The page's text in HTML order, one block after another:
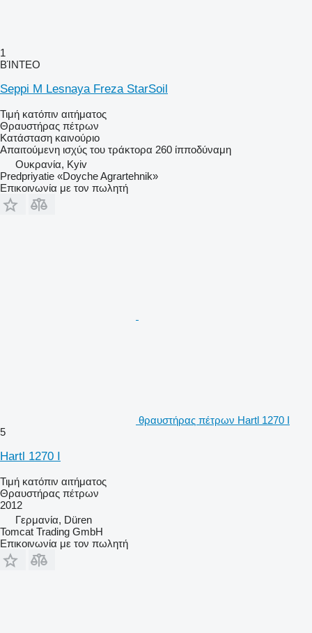
1
ΒΊΝΤΕΟ
Seppi M Lesnaya Freza StarSoil
Τιμή κατόπιν αιτήματος
Θραυστήρας πέτρων
Κατάσταση καινούριο
Απαιτούμενη ισχύς του τράκτορα 260 ίπποδύναμη
Ουκρανία, Kyiv
Predpriyatie «Doyche Agrartehnik»
Επικοινωνία με τον πωλητή
θραυστήρας πέτρων Hartl 1270 I
5
Hartl 1270 I
Τιμή κατόπιν αιτήματος
Θραυστήρας πέτρων
2012
Γερμανία, Düren
Tomcat Trading GmbH
Επικοινωνία με τον πωλητή